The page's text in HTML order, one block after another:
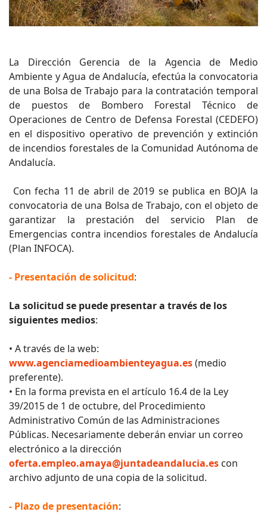
La Dirección Gerencia de la Agencia de Medio
Ambiente y Agua de Andalucía, efectúa la convocatoria
de una Bolsa de Trabajo para la contratación temporal
de puestos de Bombero Forestal Técnico de
Operaciones de Centro de Defensa Forestal (CEDEFO)
en el dispositivo operativo de prevención y extinción
de incendios forestales de la Comunidad Autónoma de
Andalucía.
Con fecha 11 de abril de 2019 se publica en BOJA la
convocatoria de una Bolsa de Trabajo, con el objeto de
garantizar la prestación del servicio Plan de
Emergencias contra incendios forestales de Andalucía
(Plan INFOCA).
- Presentación de solicitud:
La solicitud se puede presentar a través de los
siguientes medios:
• A través de la web:
www.agenciamedioambienteyagua.es(medio
preferente).
• En la forma prevista en el artículo 16.4 de la Ley
39/2015 de 1 de octubre, del Procedimiento
Administrativo Común de las Administraciones
Públicas. Necesariamente deberán enviar un correo
electrónico a la dirección
oferta.empleo.amaya@juntadeandalucia.es con
archivo adjunto de una copia de la solicitud.
- Plazo de presentación: